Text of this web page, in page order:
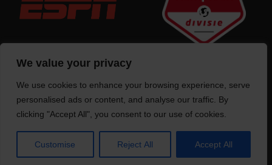
We value your privacy
We use cookies to enhance your browsing experience, serve
personalised ads or content, and analyse our traffic. By
clicking "Accept All", you consent to our use of cookies.
Customise Reject All Accept All
Trotse bouwervan deze website